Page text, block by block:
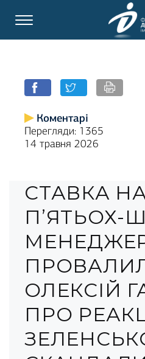
Коментарі
Перегляди: 1365
14 травня 2026
СТАВКА
П’ЯТЬОХ-
ОЛЕКСІЙ
ПРО